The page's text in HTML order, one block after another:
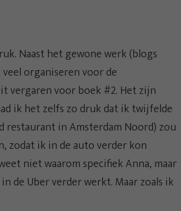
Naast het gewone werk (blogs
organiseren voor de
vergaren voor boek #2. Het zijn
ik het zelfs zo druk dat ik twijfelde
in Amsterdam Noord) zou
zodat ik in de auto verder kon
niet waarom specifiek Anna, maar
de Uber verder werkt. Maar zoals ik